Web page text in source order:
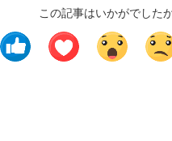
この記事はいかがでした